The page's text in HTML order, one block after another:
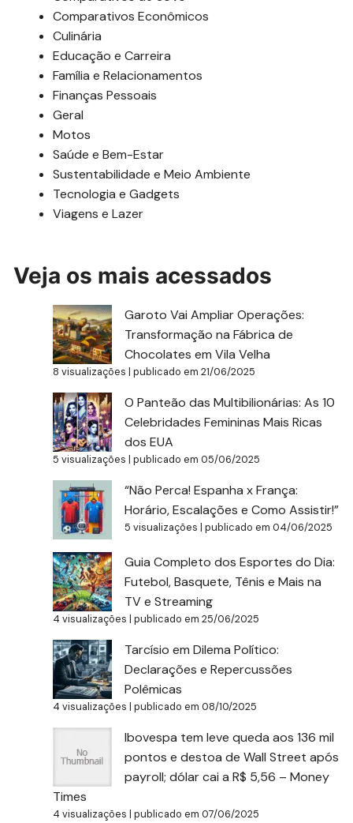
Comparativos Econômicos
Culinária
Educação e Carreira
Família e Relacionamentos
Finanças Pessoais
Geral
Motos
Saúde e Bem-Estar
Sustentabilidade e Meio Ambiente
Tecnologia e Gadgets
Viagens e Lazer
Veja os mais acessados
Garoto Vai Ampliar Operações:
Transformação na Fábrica de
Chocolates em Vila Velha
8 visualizações |publicado em 21/06/2025
O Panteão das Multibilionárias: As 10
Celebridades Femininas Mais Ricas
dos EUA
5 visualizações |publicado em 05/06/2025
“Não Perca! Espanha x França:
Horário, Escalações e Como Assistir!”
5 visualizações |publicado em 04/06/2025
Guia Completo dos Esportes do Dia:
Futebol, Basquete, Tênis e Mais na
TV e Streaming
4 visualizações |publicado em 25/06/2025
Tarcísio em Dilema Político:
Declarações e Repercussões
Polêmicas
4 visualizações |publicado em 08/10/2025
Ibovespa tem leve queda aos 136 mil
pontos e destoa de Wall Street após
payroll; dólar cai a R$ 5,56 – Money
Times
4 visualizações |publicado em 07/06/2025